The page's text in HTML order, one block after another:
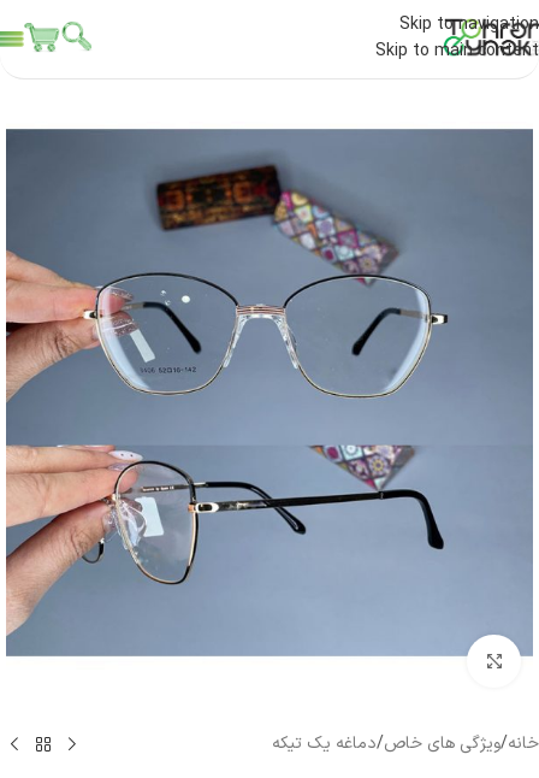
Skip to navigation
Skip to main content
بزرگنمایی تصویر
خانه/ویژگی های خاص/دماغه یک تیکه